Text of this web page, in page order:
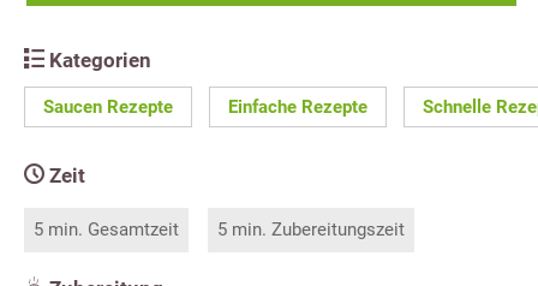
Kategorien
Saucen Rezepte Einfache Rezepte Schnelle
Zeit
5 min. Gesamtzeit 5 min. Zubereitungszeit